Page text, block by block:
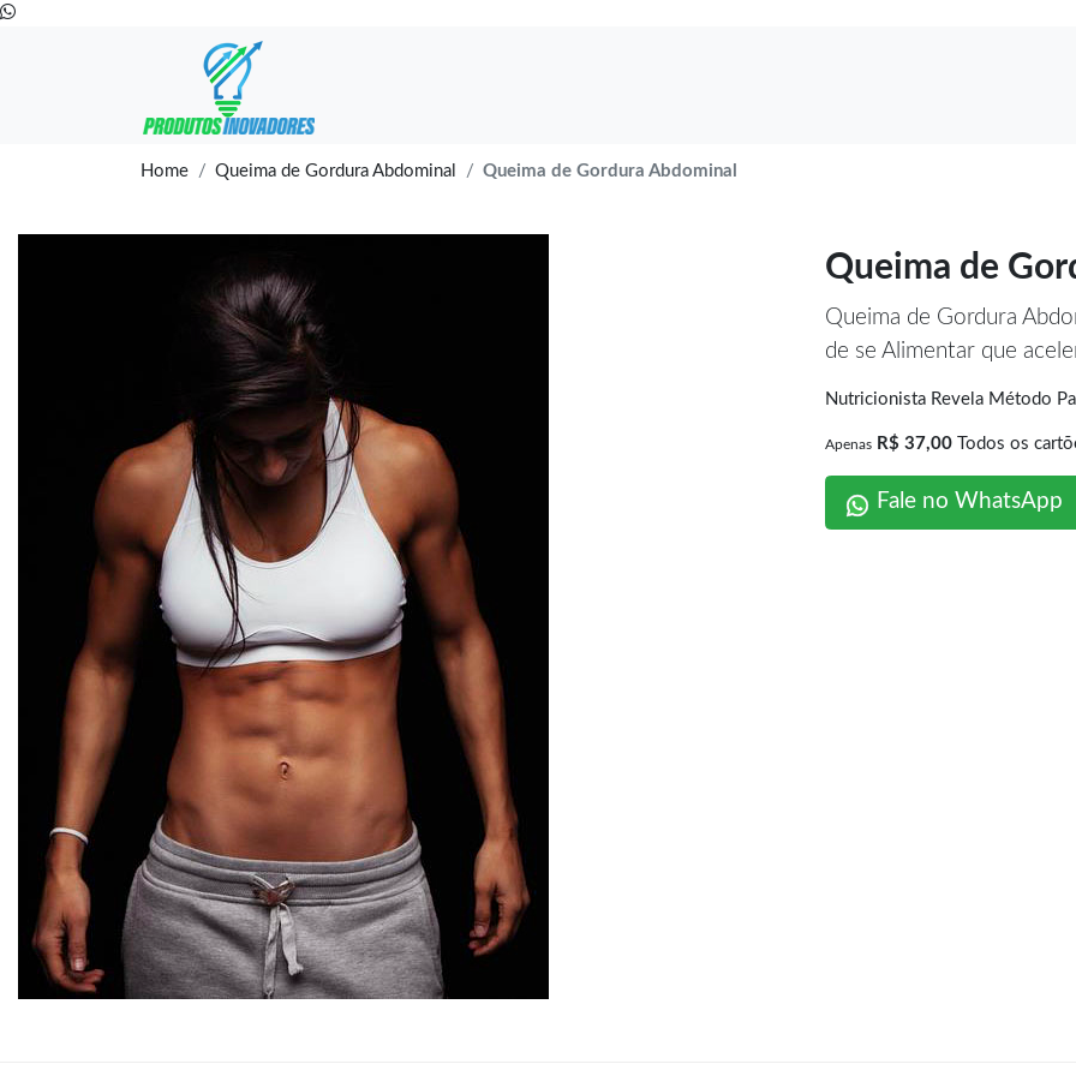
Home Queima de Gordura Abdominal Queima de Gordura Abdominal
Queima de
Queima de Gordura
de se Alimentar que
Nutricionista Revela Método
Apenas R$ 37,00 Todos os
Fale no WhatsApp